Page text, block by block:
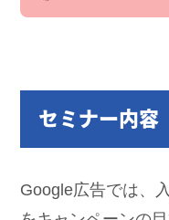
セミナー内容
Google広告では、